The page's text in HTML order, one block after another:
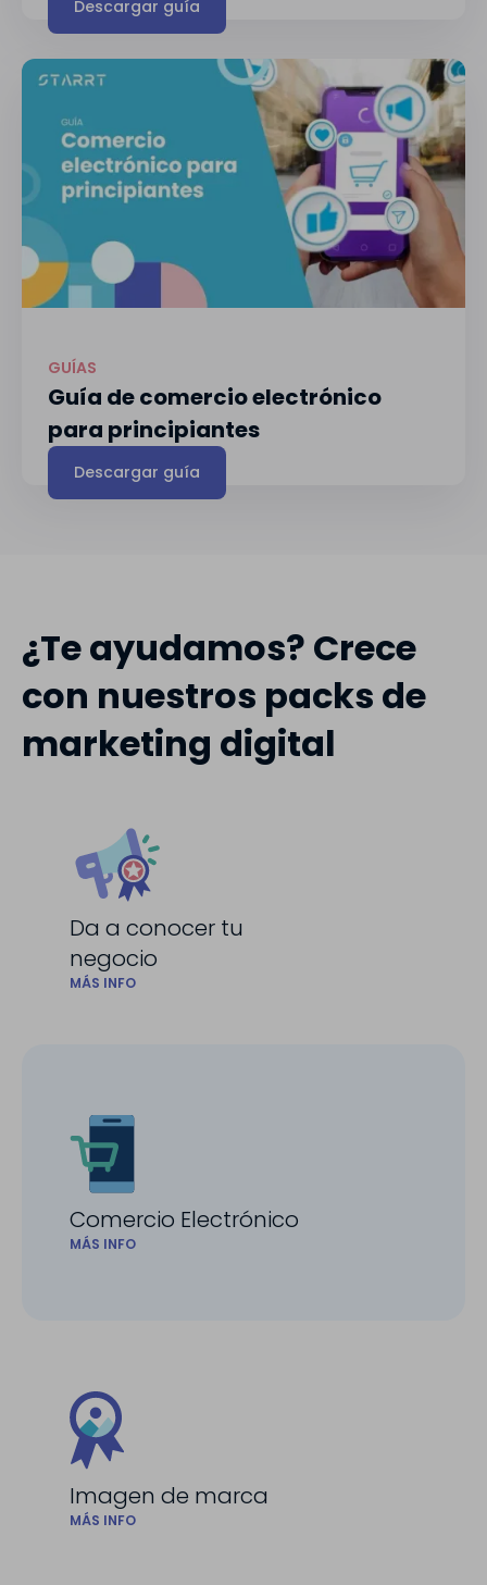
Descargar guía
GUÍAS
Guía de comercio electrónico
para principiantes
Descargar guía
¿Te ayudamos? Crece
con nuestros packs de
marketing digital
Da a conocer tu
negocio
MÁS INFO
Comercio Electrónico
MÁS INFO
Imagen de marca
MÁS INFO